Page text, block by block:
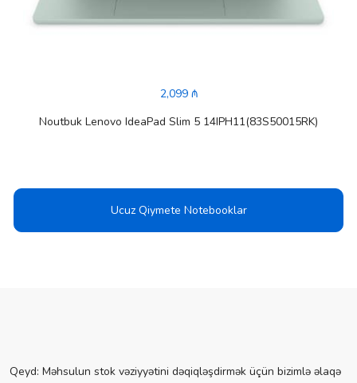
2,099 ₼
Noutbuk Lenovo IdeaPad Slim 5 14IPH11(83S50015RK)
Ucuz Qiymete Notebooklar
Qeyd: Məhsulun stok vəziyyətini dəqiqləşdirmək üçün bizimlə əlaqə